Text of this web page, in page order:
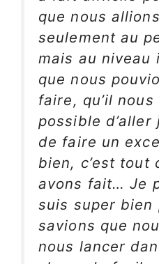
que nous
seulement au
mais au niveau
que nous
faire, qu’il
possible d’aller
de faire un
bien, c’est tout
avons fait… Je
suis super bien
savions que
nous lancer